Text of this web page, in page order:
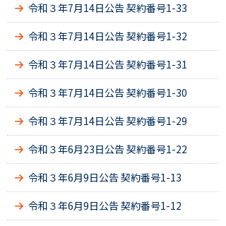
令和３年7月14日公告 契約番号1-33
令和３年7月14日公告 契約番号1-32
令和３年7月14日公告 契約番号1-31
令和３年7月14日公告 契約番号1-30
令和３年7月14日公告 契約番号1-29
令和３年6月23日公告 契約番号1-22
令和３年6月9日公告 契約番号1-13
令和３年6月9日公告 契約番号1-12